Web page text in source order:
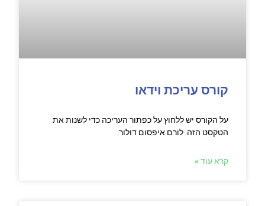
קורס עריכת וידאו​
על הקורס יש ללחוץ על כפתור העריכה כדי לשנות את
הטקסט הזה. לורם איפסום דולור
קרא עוד »